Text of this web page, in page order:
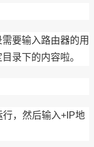
要输入路由器的用
录下的内容啦。
，然后输入+IP地